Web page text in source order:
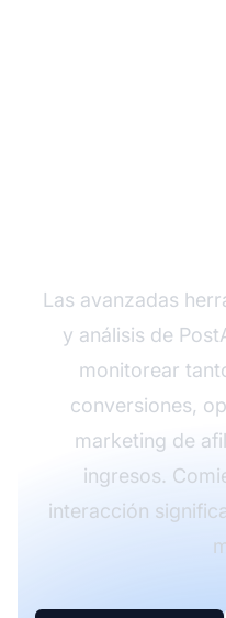
Las avanzadas
y análisis de
monitorear
conversiones,
marketing de
ingresos.
interacción